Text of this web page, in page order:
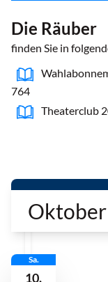
Die Räuber
finden Sie in
764
Theaterclub
Sa.
10.